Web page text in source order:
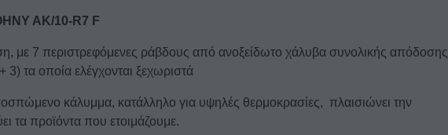
AK/10-R7 F
με 7 περιστρεφόμενες ράβδους από ανοξείδωτο χάλυβα συνολικής απόδοσης
τα οποία ελέγχονται ξεχωριστά
κάλυμμα, κατάλληλο για υψηλές θερμοκρασίες, πλαισιώνει την
τα προϊόντα που ετοιμάζουμε.